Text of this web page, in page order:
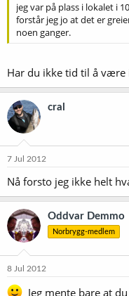
jeg var på plass i lokalet i
forstår jeg jo at det er
noen ganger.
Har du ikke tid til å
cral
7 Jul 2012
Nå forsto jeg ikke helt
Oddvar Demmo
Norbrygg-medlem
8 Jul 2012
Jeg mente bare at